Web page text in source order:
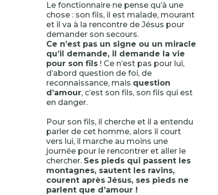
Le fonctionnaire ne pense qu’à une
chose : son fils, il est malade, mourant
et il va à la rencontre de Jésus pour
demander son secours.
Ce n’est pas un signe ou un miracle
qu’il demande, il demande la vie
pour son fils! Ce n’est pas pour lui,
d’abord question de foi, de
reconnaissance, mais question
d’amour, c’est son fils, son fils qui est
en danger.
Pour son fils, il cherche et il a entendu
parler de cet homme, alors il court
vers lui, il marche au moins une
journée pour le rencontrer et aller le
chercher. Ses pieds qui passent les
montagnes, sautent les ravins,
courent après Jésus, ses pieds ne
parlent que d’amour !